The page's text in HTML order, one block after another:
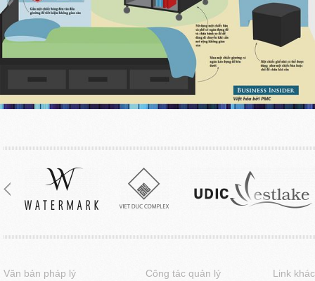
Văn bản pháp lý Công tác quản lý Link khác